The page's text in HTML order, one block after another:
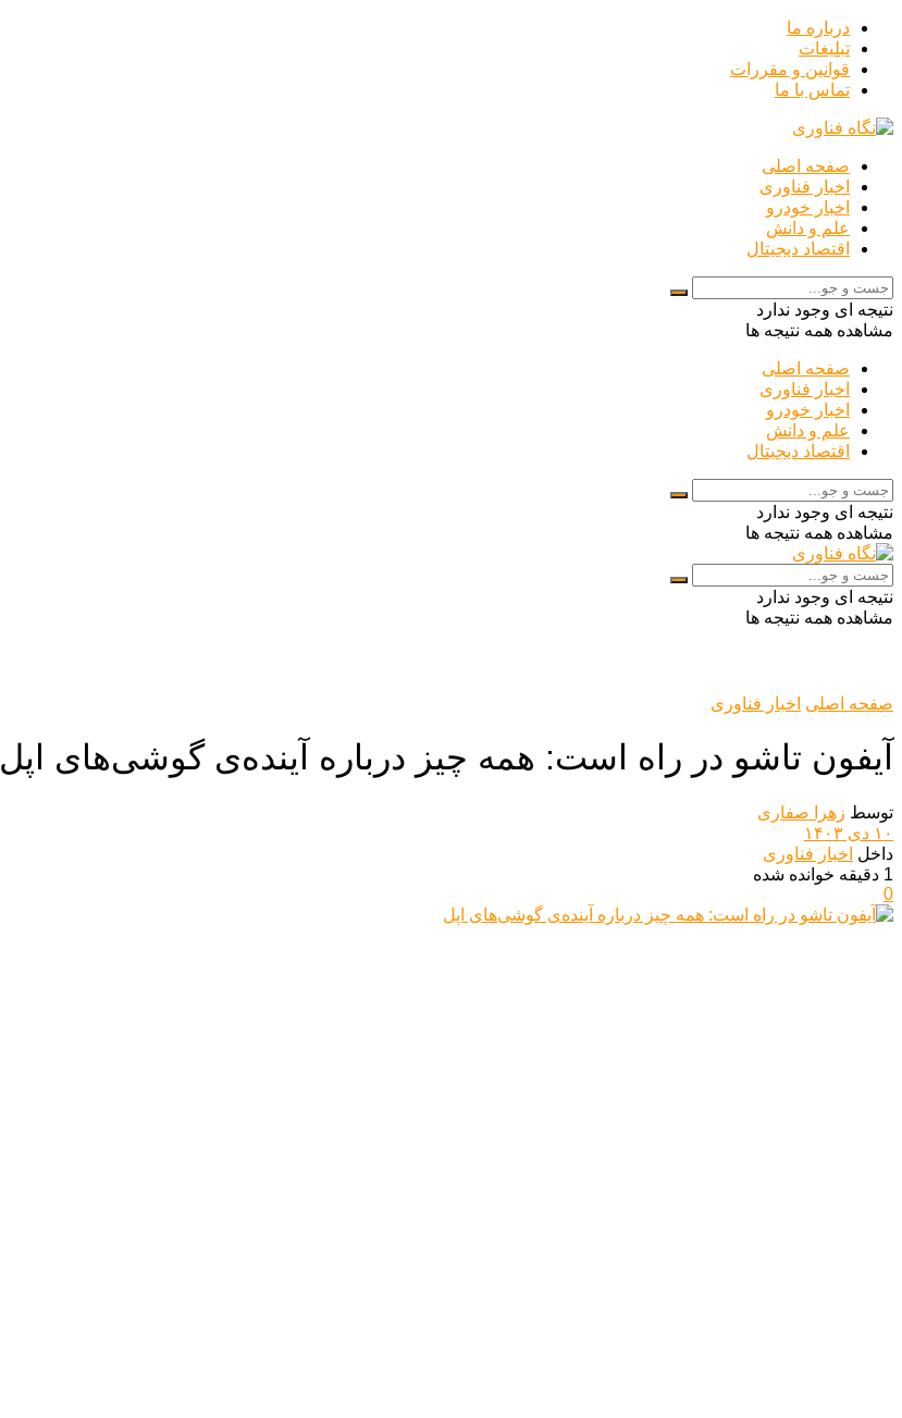
درباره ما
تبلیغات
قوانین و مقررات
تماس با ما
صفحه اصلی
اخبار فناوری
اخبار خودرو
علم و دانش
اقتصاد دیجیتال
نتیجه ای وجود ندارد
مشاهده همه نتیجه ها
صفحه اصلی
اخبار فناوری
اخبار خودرو
علم و دانش
اقتصاد دیجیتال
نتیجه ای وجود ندارد
مشاهده همه نتیجه ها
نتیجه ای وجود ندارد
مشاهده همه نتیجه ها
صفحه اصلی اخبار فناوری
آیفون تاشو در راه است: همه چیز درباره آینده‌ی گوشی‌های اپل
توسط زهرا صفاری
۱۰ دی ۱۴۰۳
داخل اخبار فناوری
1 دقیقه خوانده شده
0